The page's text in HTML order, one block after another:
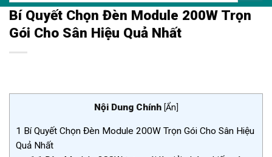
Bí Quyết Chọn Đèn Module 200W Trọn
Gói Cho Sân Hiệu Quả Nhất
Nội Dung Chính [Ẩn]
1 Bí Quyết Chọn Đèn Module 200W Trọn Gói Cho Sân Hiệu
Quả Nhất